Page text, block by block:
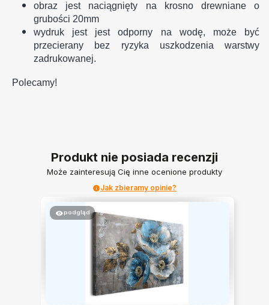
obraz jest naciągnięty na krosno drewniane o
grubości 20mm
wydruk jest jest odporny na wodę, może być
przecierany bez ryzyka uszkodzenia warstwy
zadrukowanej.
Polecamy!
Produkt nie posiada recenzji
Może zainteresują Cię inne ocenione produkty
Jak zbieramy opinie?
podgląd